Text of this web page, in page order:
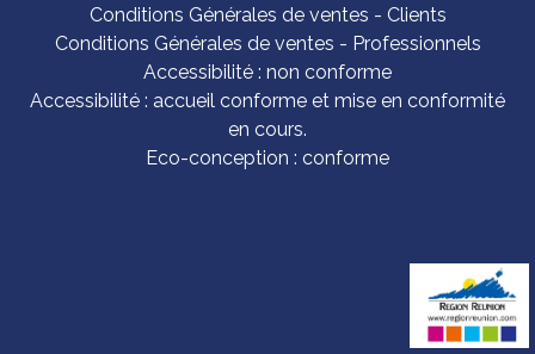
Conditions Générales de ventes - Clients
Conditions Générales de ventes - Professionnels
Accessibilité : non conforme
Accessibilité : accueil conforme et mise en conformité
en cours.
Eco-conception : conforme